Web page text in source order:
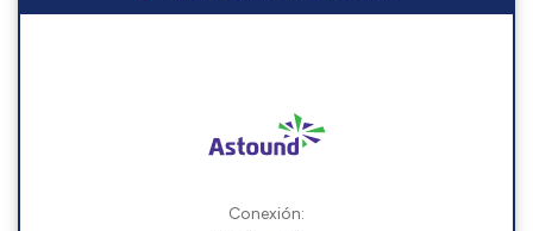
Conexión: